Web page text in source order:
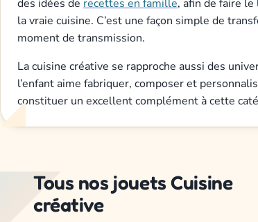
des idées de recettes en famille, afin de faire
la vraie cuisine. C’est une façon simple de
moment de transmission.
La cuisine créative se rapproche aussi des
l’enfant aime fabriquer, composer et
constituer un excellent complément à cette
Tous nos jouets Cuisine
créative